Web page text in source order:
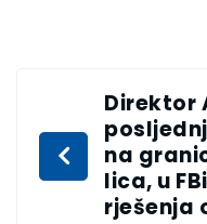
Direktor
na
lica, u
rješenja